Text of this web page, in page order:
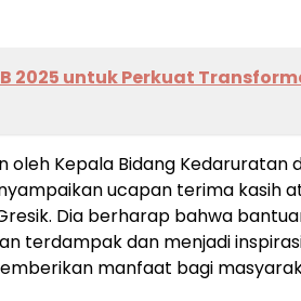
2025 untuk Perkuat
oleh Kepala Bidang Kedaruratan
ucapan terima kasih
Dia berharap bahwa
terdampak dan menjadi
manfaat bagi